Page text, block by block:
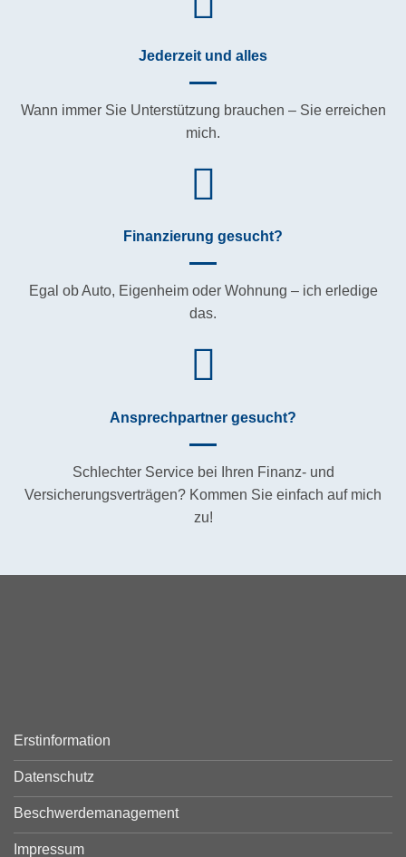
Jederzeit und alles
Wann immer Sie Unterstützung brauchen – Sie erreichen
mich.
Finanzierung gesucht?
Egal ob Auto, Eigenheim oder Wohnung – ich erledige
das.
Ansprechpartner gesucht?
Schlechter Service bei Ihren Finanz- und
Versicherungsverträgen? Kommen Sie einfach auf mich
zu!
Erstinformation
Datenschutz
Beschwerdemanagement
Impressum